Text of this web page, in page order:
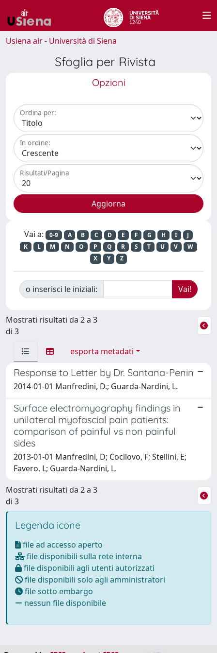
Usiena air - Università di Siena
Sfoglia per Rivista
Opzioni
Ordina per:
In ordine:
Risultati/Pagina
Vai a: 0-9 A B C D E F G H I
J
K
L M N O P Q R S T U V
W
X
Y Z
o inserisci le iniziali:
Mostrati risultati da 2 a 3
di 3
esporta metadati
Response to Letter by Dr. Santana-Penin
2014-01-01 Manfredini, D.; Guarda-Nardini, L.
Surface electromyography findings in
unilateral myofascial pain patients:
comparison of painful vs non painful
sides
2013-01-01 Manfredini, D; Cocilovo, F; Stellini, E;
Favero, L; Guarda-Nardini, L.
Mostrati risultati da 2 a 3
di 3
Legenda icone
file ad accesso aperto
file disponibili sulla rete interna
file disponibili agli utenti autorizzati
file disponibili solo agli amministratori
file sotto embargo
nessun file disponibile